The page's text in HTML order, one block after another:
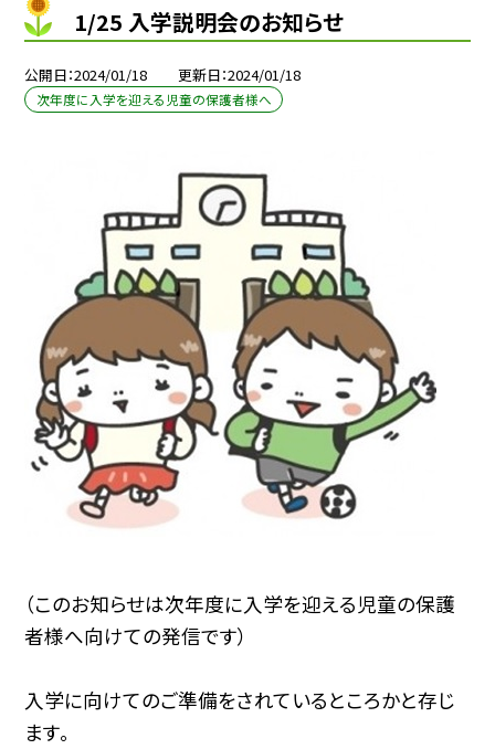
1/25 入学説明会のお知らせ
公開日 2024/01/18 更新日 2024/01/18
次年度に入学を迎える児童の保護者様へ
（このお知らせは次年度に入学を迎える児童の保護
者様へ向けての発信です）
入学に向けてのご準備をされているところかと存じ
ます。